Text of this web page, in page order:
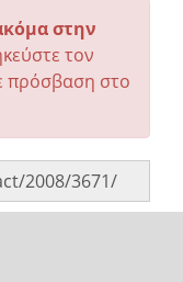
στην
τον
πρόσβαση στο